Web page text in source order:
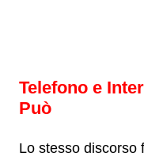
Telefono e
Può
Lo stesso discorso